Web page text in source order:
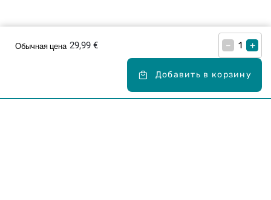
Обычная цена 29,99 € – +
Добавить в корзину